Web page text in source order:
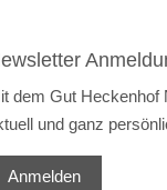
dem Gut Heckenhof
und ganz
Anmelden